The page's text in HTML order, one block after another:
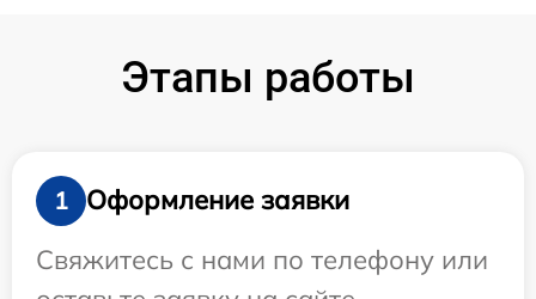
Этапы работы
1
Оформление заявки
Свяжитесь с нами по телефону или